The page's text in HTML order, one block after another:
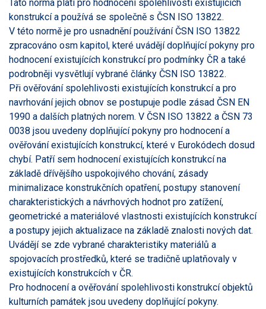
Tato norma platí pro hodnocení spolehlivosti existujících
konstrukcí a používá se společně s ČSN ISO 13822.
V této normě je pro usnadnění používání ČSN ISO 13822
zpracováno osm kapitol, které uvádějí doplňující pokyny pro
hodnocení existujících konstrukcí pro podmínky ČR a také
podrobněji vysvětlují vybrané články ČSN ISO 13822.
Při ověřování spolehlivosti existujících konstrukcí a pro
navrhování jejich obnov se postupuje podle zásad ČSN EN
1990 a dalších platných norem. V ČSN ISO 13822 a ČSN 73
0038 jsou uvedeny doplňující pokyny pro hodnocení a
ověřování existujících konstrukcí, které v Eurokódech dosud
chybí. Patří sem hodnocení existujících konstrukcí na
základě dřívějšího uspokojivého chování, zásady
minimalizace konstrukčních opatření, postupy stanovení
charakteristických a návrhových hodnot pro zatížení,
geometrické a materiálové vlastnosti existujících konstrukcí
a postupy jejich aktualizace na základě znalosti nových dat.
Uvádějí se zde vybrané charakteristiky materiálů a
spojovacích prostředků, které se tradičně uplatňovaly v
existujících konstrukcích v ČR.
Pro hodnocení a ověřování spolehlivosti konstrukcí objektů
kulturních památek jsou uvedeny doplňující pokyny.